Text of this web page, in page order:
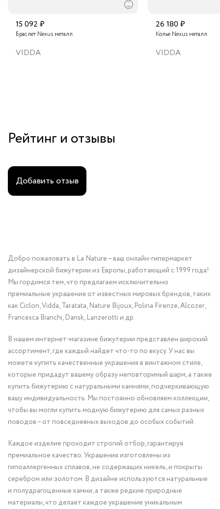
15 092 ₽
Браслет Nexus металл
VIDDA
26 180 ₽
Колье Nexus металл
VIDDA
Рейтинг и отзывы
Добавить отзыв
Добро пожаловать в La Nature – ваш онлайн-гипермаркет
дизайнерской бижутерии из Европы, работающий с 1999 года!
Мы гордимся тем, что предлагаем исключительно
премиальные украшения от известных мировых брендов, таких
как Ciclon, Vidda, Taratata, Nature Bijoux, Polina Firenze, Alcozer,
Francesca Bianchi, Dansk, Lanzerotti и др.
В нашем интернет-магазине бижутерии представлен широкий
ассортимент, где каждый найдет что-то по вкусу. У нас вы
можете купить качественные украшения в винтажном стиле,
которые придадут вашему образу неповторимый шарм, а также
купить бижутерию с натуральными камнями, подчеркивающую
вашу индивидуальность. Мы постоянно обновляем коллекции,
чтобы вы могли купить модную бижутерию для самых разных
поводов – от повседневных выходов до особых событий.
Каждое изделие проходит строгий отбор, гарантируя
премиальное качество. Украшения изготовлены из
гипоаллергенных сплавов, не содержащих никель, и покрыты
серебром или золотом. В дизайне используются натуральные
и полудрагоценные камни, а также редкие природные
материалы, что делает каждое украшение уникальным